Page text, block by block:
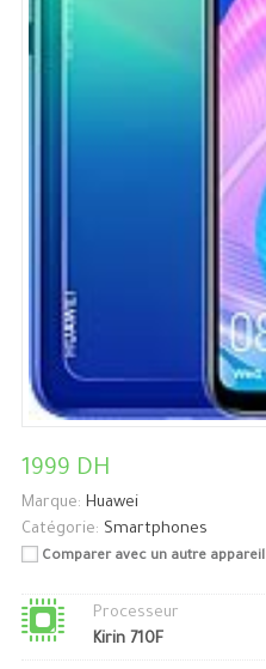
1999 DH
Marque: Huawei
Catégorie: Smartphones
Comparer avec un autre appareil
Processeur
Kirin 710F